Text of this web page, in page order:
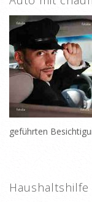
geführten
Haushaltshilfe